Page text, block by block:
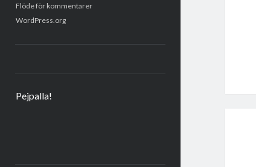
Flöde för kommentarer
WordPress.org
Pejpalla!